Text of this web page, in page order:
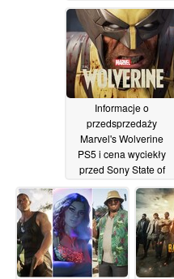
Informacje o
przedsprzedaży
Marvel's Wolverine
PS5 i cena wyciekły
przed Sony State of
31/05/2026